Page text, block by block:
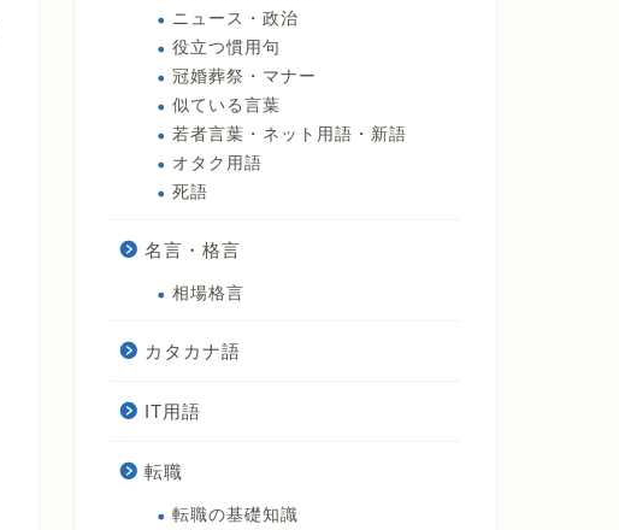
ニュース・政治
役立つ慣用句
冠婚葬祭・マナー
似ている言葉
若者言葉・ネット用語・新語
オタク用語
死語
名言・格言
相場格言
カタカナ語
IT用語
転職
転職の基礎知識